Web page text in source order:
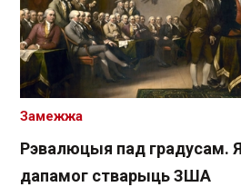
Рэвалюцыя пад градусам.
дапамог стварыць ЗША
Замежжа